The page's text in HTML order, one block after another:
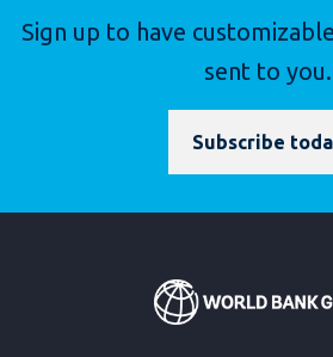
Sign up to have
sent to you.
Subscribe